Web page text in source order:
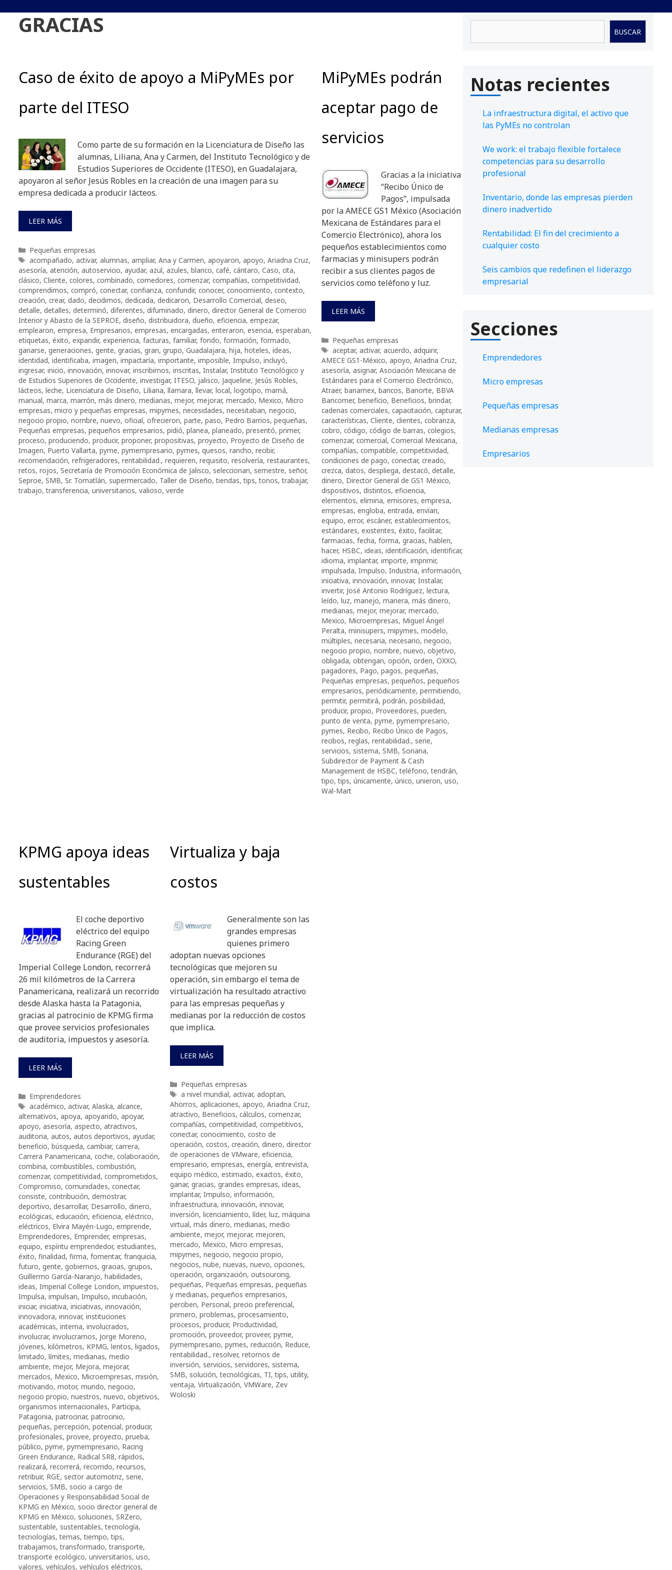
GRACIAS
Caso de éxito de apoyo a MiPyMEs por
parte del ITESO
Como parte de su formación en la Licenciatura de Diseño las
alumnas, Liliana, Ana y Carmen, del Instituto Tecnológico y de
Estudios Superiores de Occidente (ITESO), en Guadalajara,
apoyaron al señor Jesús Robles en la creación de una imagen para su
empresa dedicada a producir lácteos.
LEER MÁS
Categorías
Pequeñas empresas
Etiquetas
acompañado, activar, alumnas, ampliar, Ana y Carmen, apoyaron, apoyo, Ariadna Cruz,
asesoría, atención, autoservicio, ayudar, azul, azules, blanco, café, cántaro, Caso, cita,
clásico, Cliente, colores, combinado, comedores, comenzar, compañías, competitividad,
comprendimos, compró, conectar, confianza, confundir, conocer, conocimiento, contexto,
creación, crear, dado, decidimos, dedicada, dedicaron, Desarrollo Comercial, deseo,
detalle, detalles, determinó, diferentes, difuminado, dinero, director General de Comercio
Interior y Abasto de la SEPROE, diseño, distribuidora, dueño, eficiencia, empezar,
emplearon, empresa, Empresarios, empresas, encargadas, enteraron, esencia, esperaban,
etiquetas, éxito, expandir, experiencia, facturas, familiar, fondo, formación, formado,
ganarse, generaciones, gente, gracias, gran, grupo, Guadalajara, hija, hoteles, ideas,
identidad, identificaba, imagen, impactaría, importante, imposible, Impulso, incluyó,
ingresar, inicio, innovación, innovar, inscribirnos, inscritas, Instalar, Instituto Tecnológico y
de Estudios Superiores de Occidente, investigar, ITESO, jalisco, Jaqueline, Jesús Robles,
lácteos, leche, Licenciatura de Diseño, Liliana, llamara, llevar, local, logotipo, mamá,
manual, marca, marrón, más dinero, medianas, mejor, mejorar, mercado, Mexico, Micro
empresas, micro y pequeñas empresas, mipymes, necesidades, necesitaban, negocio,
negocio propio, nombre, nuevo, oficial, ofrecieron, parte, paso, Pedro Barrios, pequeñas,
Pequeñas empresas, pequeños empresarios, pidió, planea, planeado, presentó, primer,
proceso, produciendo, producir, proponer, propositivas, proyecto, Proyecto de Diseño de
Imagen, Puerto Vallarta, pyme, pymempresario, pymes, quesos, rancho, recibir,
recomendación, refrigeradores, rentabilidad., requieren, requisito, resolvería, restaurantes,
retos, rojos, Secretaría de Promoción Económica de Jalisco, seleccionan, semestre, señor,
Seproe, SMB, Sr. Tomatlán, supermercado, Taller de Diseño,tiendas,tips,tonos,trabajar,
trabajo,transferencia, universitarios, valioso, verde
MiPyMEs podrán
aceptar pago de
servicios
Gracias a la iniciativa
“Recibo Único de
Pagos”, impulsada
por la AMECE GS1 México (Asociación
Mexicana de Estándares para el
Comercio Electrónico), ahora los
pequeños establecimientos como
farmacias y minisupers podrán
recibir a sus clientes pagos de
servicios como teléfono y luz.
LEER MÁS
Categorías
Pequeñas empresas
Etiquetas
aceptar, activar, acuerdo, adquirir,
AMECE GS1-México, apoyo, Ariadna Cruz,
asesoría, asignar, Asociación Mexicana de
Estándares para el Comercio Electrónico,
Atraer, banamex, bancos, Banorte, BBVA
Bancomer, beneficio, Beneficios, brindar,
cadenas comerciales, capacitación, capturar,
características, Cliente, clientes, cobranza,
cobro, código, código de barras, colegios,
comenzar, comercial, Comercial Mexicana,
compañías, compatible, competitividad,
condiciones de pago, conectar, creado,
crezca, datos, despliega, destacó, detalle,
dinero, Director General de GS1 México,
dispositivos, distintos, eficiencia,
elementos, elimina, emisores, empresa,
empresas, engloba, entrada, envían,
equipo, error, escáner, establecimientos,
estándares, existentes, éxito, facilitar,
farmacias, fecha, forma, gracias, hablen,
hacer, HSBC, ideas, identificación, identificar,
idioma, implantar, importe, imprimir,
impulsada, Impulso, Industria, información,
iniciativa, innovación, innovar, Instalar,
invertir, José Antonio Rodríguez, lectura,
leído, luz, manejo, manera, más dinero,
medianas, mejor, mejorar, mercado,
Mexico, Microempresas, Miguel Ángel
Peralta, minisupers, mipymes, modelo,
múltiples, necesaria, necesario, negocio,
negocio propio, nombre, nuevo, objetivo,
obligada, obtengan, opción, orden, OXXO,
pagadores, Pago, pagos, pequeñas,
Pequeñas empresas, pequeños, pequeños
empresarios, periódicamente, permitiendo,
permitir, permitirá, podrán, posibilidad,
producir, propio, Proveedores, pueden,
punto de venta, pyme, pymempresario,
pymes, Recibo, Recibo Único de Pagos,
recibos, reglas, rentabilidad., serie,
servicios, sistema, SMB, Soriana,
Subdirector de Payment & Cash
Management de HSBC,teléfono,tendrán,
tipo,tips, únicamente, único, unieron, uso,
Wal-Mart
KPMG apoya ideas
sustentables
El coche deportivo
eléctrico del equipo
Racing Green
Endurance (RGE) del
Imperial College London, recorrerá
26 mil kilómetros de la Carrera
Panamericana, realizará un recorrido
desde Alaska hasta la Patagonia,
gracias al patrocinio de KPMG firma
que provee servicios profesionales
de auditoria, impuestos y asesoría.
LEER MÁS
Categorías
Emprendedores
Etiquetas
académico, activar, Alaska, alcance,
alternativos, apoya, apoyando, apoyar,
apoyo, asesoría, aspecto, atractivos,
auditoria, autos, autos deportivos, ayudar,
beneficio, búsqueda, cambiar, carrera,
Carrera Panamericana, coche, colaboración,
combina, combustibles, combustión,
comenzar, competitividad, comprometidos,
Compromiso, comunidades, conectar,
consiste, contribución, demostrar,
deportivo, desarrollar, Desarrollo, dinero,
ecológicas, educación, eficiencia, eléctrico,
eléctricos, Elvira Mayén-Lugo, emprende,
Emprendedores, Emprender, empresas,
equipo, espíritu emprendedor, estudiantes,
éxito, finalidad, firma, fomentar, franquicia,
futuro, gente, gobiernos, gracias, grupos,
Guillermo García-Naranjo, habilidades,
ideas, Imperial College London, impuestos,
Impulsa, impulsan, Impulso, incubación,
iniciar, iniciativa, iniciativas, innovación,
innovadora, innovar, instituciones
académicas, interna, involucrados,
involucrar, involucrarnos, Jorge Moreno,
jóvenes, kilómetros, KPMG, lentos, ligados,
limitado, límites, medianas, medio
ambiente, mejor, Mejora, mejorar,
mercados, Mexico, Microempresas, misión,
motivando, motor, mundo, negocio,
negocio propio, nuestros, nuevo, objetivos,
organismos internacionales, Participa,
Patagonia, patrocinar, patrocinio,
pequeñas, percepción, potencial, producir,
profesionales, provee, proyecto, prueba,
público, pyme, pymempresario, Racing
Green Endurance, Radical SR8, rápidos,
realizará, recorrerá, recorrido, recursos,
retribuir, RGE, sector automotriz, serie,
servicios, SMB, socio a cargo de
Operaciones y Responsabilidad Social de
KPMG en México, socio director general de
KPMG en México, soluciones, SRZero,
sustentable, sustentables,tecnología,
tecnologías,temas,tiempo,tips,
trabajamos,transformado,transporte,
transporte ecológico, universitarios, uso,
valores, vehículos, vehículos eléctricos,
Virtualiza y baja
costos
Generalmente son las
grandes empresas
quienes primero
adoptan nuevas opciones
tecnológicas que mejoren su
operación, sin embargo el tema de
virtualización ha resultado atractivo
para las empresas pequeñas y
medianas por la reducción de costos
que implica.
LEER MÁS
Categorías
Pequeñas empresas
Etiquetas
a nivel mundial, activar, adoptan,
Ahorros, aplicaciones, apoyo, Ariadna Cruz,
atractivo, Beneficios, cálculos, comenzar,
compañías, competitividad, competitivos,
conectar, conocimiento, costo de
operación, costos, creación, dinero, director
de operaciones de VMware, eficiencia,
empresario, empresas, energía, entrevista,
equipo médico, estimado, exactos, éxito,
ganar, gracias, grandes empresas, ideas,
implantar, Impulso, información,
infraestructura, innovación, innovar,
inversión, licenciamiento, líder, luz, máquina
virtual, más dinero, medianas, medio
ambiente, mejor, mejorar, mejoren,
mercado, Mexico, Micro empresas,
mipymes, negocio, negocio propio,
negocios, nube, nuevas, nuevo, opciones,
operación, organización, outsourcing,
pequeñas, Pequeñas empresas, pequeñas
y medianas, pequeños empresarios,
perciben, Personal, precio preferencial,
primero, problemas, procesamiento,
procesos, producir, Productividad,
promoción, proveedor, proveer, pyme,
pymempresario, pymes, reducción, Reduce,
rentabilidad., resolver, retornos de
inversión, servicios, servidores, sistema,
SMB, solución,tecnológicas, TI,tips, utility,
ventaja, Virtualización, VMWare, Zev
Woloski
BUSCAR
Notas recientes
La infraestructura digital, el activo que
las PyMEs no controlan
We work: el trabajo flexible fortalece
competencias para su desarrollo
profesional
Inventario, donde las empresas pierden
dinero inadvertido
Rentabilidad: El fin del crecimiento a
cualquier costo
Seis cambios que redefinen el liderazgo
empresarial
Secciones
Emprendedores
Micro empresas
Pequeñas empresas
Medianas empresas
Empresarios